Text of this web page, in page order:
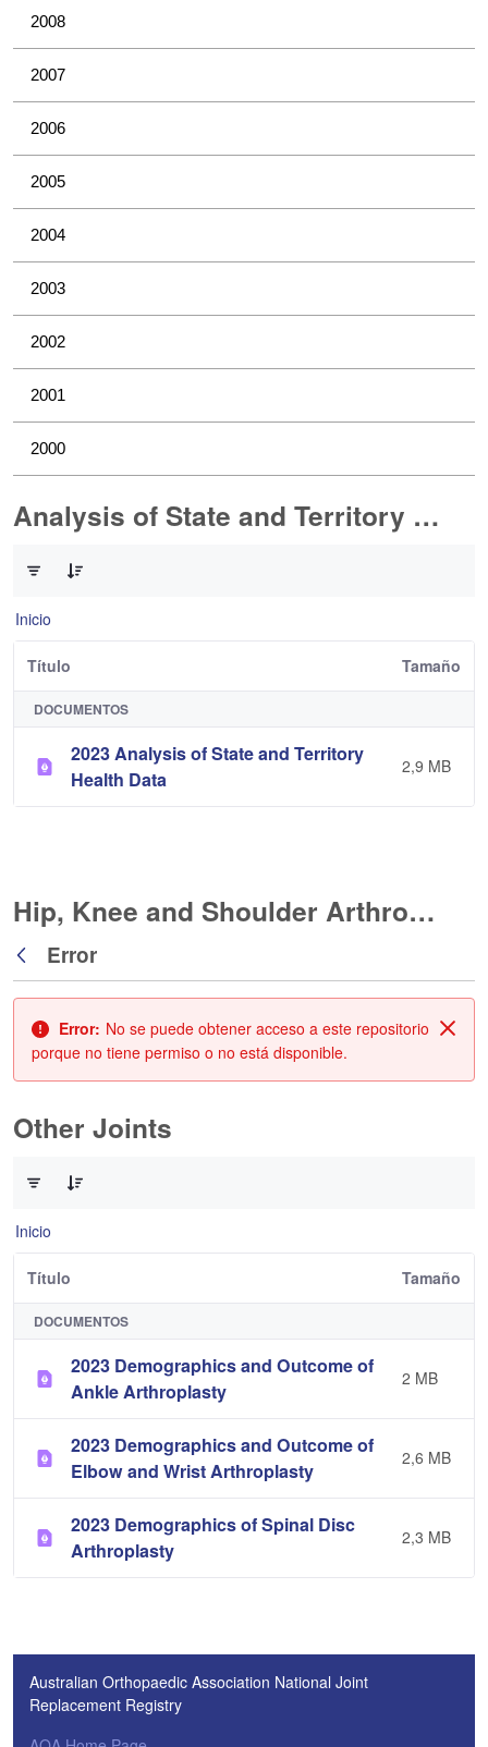
2008
2007
2006
2005
2004
2003
2002
2001
2000
Analysis of State and Territory Health Data
Inicio
Título Tamaño
DOCUMENTOS
2023 Analysis of State and Territory
Health Data
2,9 MB
Hip, Knee and Shoulder Arthroplasty
Atrás
Error
Error: No se puede obtener acceso a este repositorio
porque no tiene permiso o no está disponible.
Other Joints
Inicio
Título Tamaño
DOCUMENTOS
2023 Demographics and Outcome of
Ankle Arthroplasty
2 MB
2023 Demographics and Outcome of
Elbow and Wrist Arthroplasty
2,6 MB
2023 Demographics of Spinal Disc
Arthroplasty
2,3 MB
Australian Orthopaedic Association National Joint
Replacement Registry